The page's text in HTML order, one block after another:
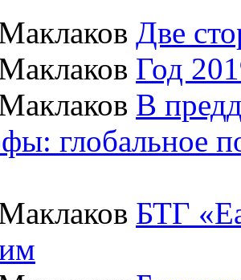
Две
Год
В
глобальное
БТГ